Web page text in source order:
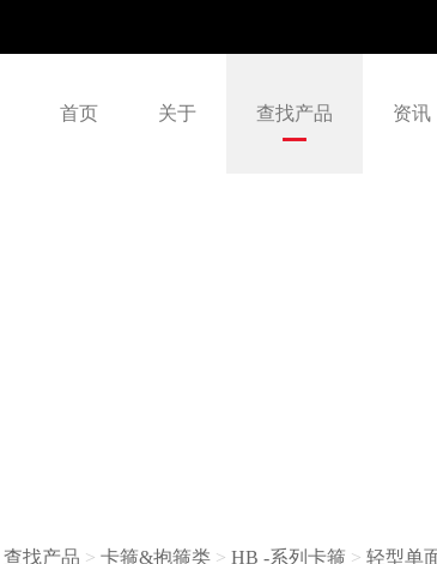
首页 关于 查找产品 资讯
查找产品 > 卡箍&抱箍类> HB -系列卡箍 > 轻型单